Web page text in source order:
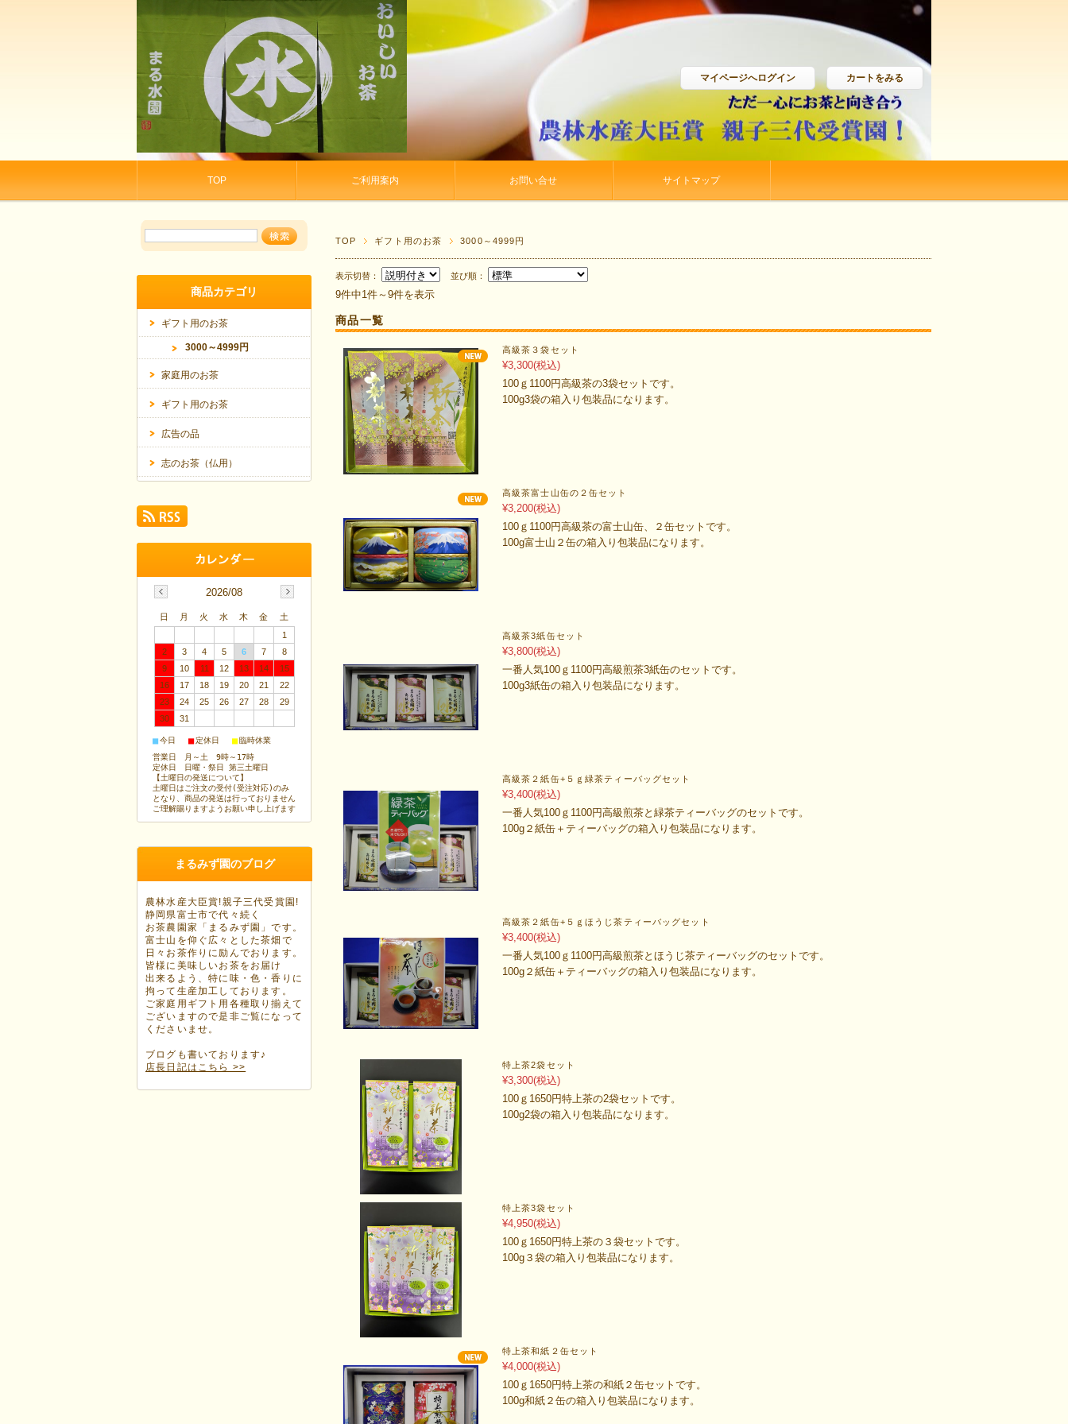
マイページへログイン カートをみる
TOP ご利用案内 お問い合せ サイトマップ
TOP ギフト用のお茶 3000～4999円
表示切替： 並び順：
9件中1件～9件を表示
商品一覧
高級茶３袋セット
¥3,300(税込)
100ｇ1100円高級茶の3袋セットです。
100g3袋の箱入り包装品になります。
高級茶富士山缶の２缶セット
¥3,200(税込)
100ｇ1100円高級茶の富士山缶、２缶セットです。
100g富士山２缶の箱入り包装品になります。
高級茶3紙缶セット
¥3,800(税込)
一番人気100ｇ1100円高級煎茶3紙缶のセットです。
100g3紙缶の箱入り包装品になります。
高級茶２紙缶+５ｇ緑茶ティーバッグセット
¥3,400(税込)
一番人気100ｇ1100円高級煎茶と緑茶ティーバッグのセットです。
100g２紙缶＋ティーバッグの箱入り包装品になります。
高級茶２紙缶+５ｇほうじ茶ティーバッグセット
¥3,400(税込)
一番人気100ｇ1100円高級煎茶とほうじ茶ティーバッグのセットです。
100g２紙缶＋ティーバッグの箱入り包装品になります。
特上茶2袋セット
¥3,300(税込)
100ｇ1650円特上茶の2袋セットです。
100g2袋の箱入り包装品になります。
特上茶3袋セット
¥4,950(税込)
100ｇ1650円特上茶の３袋セットです。
100g３袋の箱入り包装品になります。
特上茶和紙２缶セット
¥4,000(税込)
100ｇ1650円特上茶の和紙２缶セットです。
100g和紙２缶の箱入り包装品になります。
商品カテゴリ
ギフト用のお茶
3000～4999円
家庭用のお茶
ギフト用のお茶
広告の品
志のお茶（仏用）
2026/08
日 月 火 水 木 金
土
1
2
3 4 5 6 7
8
9
10 11 12 13 14
15
16
17 18 19 20 21
22
23
24 25 26 27 28
29
30
31
■今日 ■定休日 ■臨時休業
営業日 月～土 9時～17時
定休日 日曜・祭日 第三土曜日
【土曜日の発送について】
土曜日はご注文の受付(受注対応)のみ
となり、商品の発送は行っておりません
ご理解賜りますようお願い申し上げます
まるみず園のブログ
農林水産大臣賞!親子三代受賞園!
静岡県富士市で代々続く
お茶農園家「まるみず園」です。
富士山を仰ぐ広々とした茶畑で
日々お茶作りに励んでおります。
皆様に美味しいお茶をお届け
出来るよう、特に味・色・香りに
拘って生産加工しております。
ご家庭用ギフト用各種取り揃えて
ございますので是非ご覧になって
くださいませ。
ブログも書いております♪
店長日記はこちら >>